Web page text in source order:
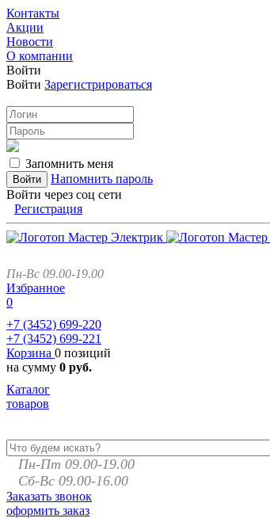
Контакты
Акции
Новости
О компании
Войти
Войти Зарегистрироваться
Запомнить меня
Напомнить пароль
Войти через соц сети
Регистрация
Пн-Вс 09.00-19.00
Избранное
0
+7 (3452) 699-220
+7 (3452) 699-221
Корзина 0 позиций
на сумму 0 руб.
Каталог
товаров
Пн-Пт 09.00-19.00
Сб-Вс 09.00-16.00
Заказать звонок
оформить заказ